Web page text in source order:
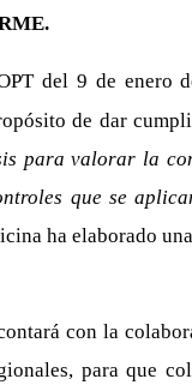
del 9 de enero
de dar
para valorar la
que se
ha elaborado
con la
para que